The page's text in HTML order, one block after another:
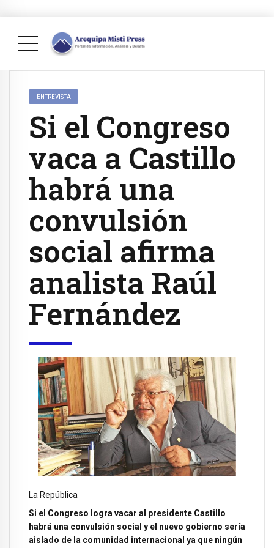
ENTREVISTA
Si el Congreso
vaca a Castillo
habrá una
convulsión
social afirma
analista Raúl
Fernández
La República
Si el Congreso logra vacar al presidente Castillo
habrá una convulsión social y el nuevo gobierno sería
aislado de la comunidad internacional ya que ningún